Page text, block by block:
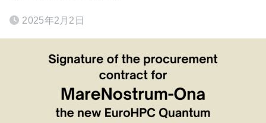
2025年2月2日